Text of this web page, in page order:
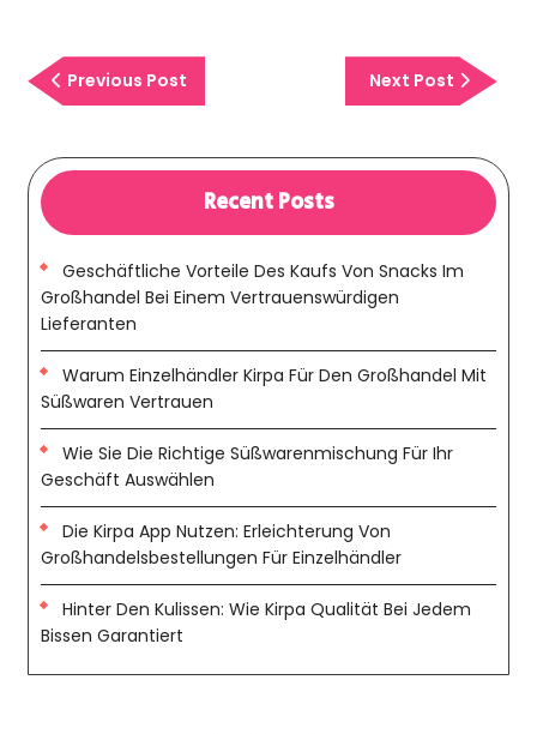
Previous Post
Post
Next Post
Next
Post
Recent Posts
Geschäftliche Vorteile Des Kaufs Von Snacks Im
Großhandel Bei Einem Vertrauenswürdigen
Lieferanten
Warum Einzelhändler Kirpa Für Den Großhandel Mit
Süßwaren Vertrauen
Wie Sie Die Richtige Süßwarenmischung Für Ihr
Geschäft Auswählen
Die Kirpa App Nutzen: Erleichterung Von
Großhandelsbestellungen Für Einzelhändler
Hinter Den Kulissen: Wie Kirpa Qualität Bei Jedem
Bissen Garantiert